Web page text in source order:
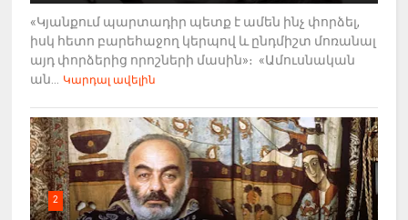
«Կյանքում պարտադիր պետք է ամեն ինչ փորձել,
իսկ հետո բարեհաջող կերպով և ընդմիշտ մոռանալ
այդ փորձերից որոշների մասին»։ «Ամուսնական
ան...
Կարդալ ավելին
2